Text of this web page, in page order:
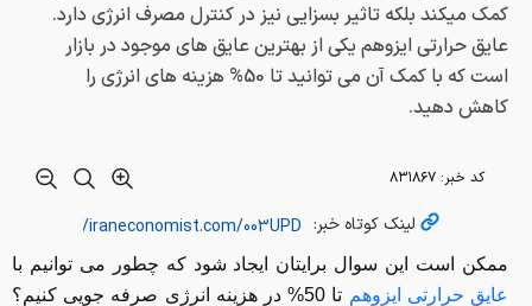
کمک میکند بلکه تاثیر بسزایی نیز در کنترل مصرف انرژی دارد.
عایق حرارتی ایزوهم یکی از بهترین عایق های موجود در بازار
است که با کمک آن می توانید تا 50% هزینه های انرژی را
کاهش دهید.
کد خبر: ۸۳۱۸۶۷
لینک کوتاه خبر:
ممکن است این سوال برایتان ایجاد شود که چطور می توانیم با
عایق حرارتی ایزوهم
تا 50% در هزینه انرژی صرفه جویی کنیم؟